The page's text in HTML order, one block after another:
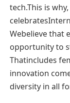
tech.This is
Webelieve that
opportunity to
Thatincludes
innovation
diversity in all